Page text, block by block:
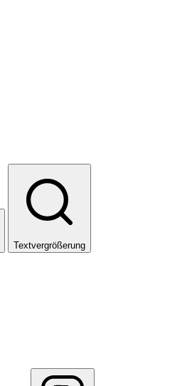
Textvergrößerung